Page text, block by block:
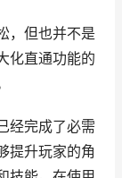
，但也并不是
化直通功能的
经完成了必需
提升玩家的角